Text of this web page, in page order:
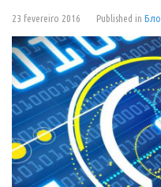
23 fevereiro 2016 Published in